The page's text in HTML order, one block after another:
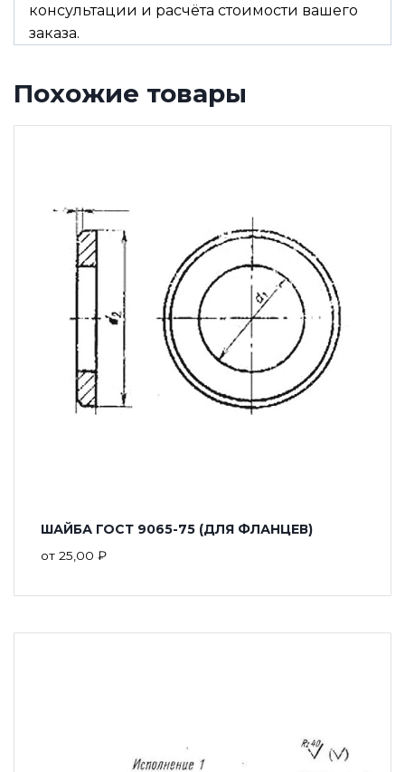
консультации и расчёта стоимости вашего
заказа.
Похожие товары
ШАЙБА ГОСТ 9065-75 (ДЛЯ ФЛАНЦЕВ)
от 25,00 ₽